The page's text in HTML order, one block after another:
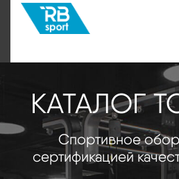
КАТАЛОГ
Спортивное
сертификацией